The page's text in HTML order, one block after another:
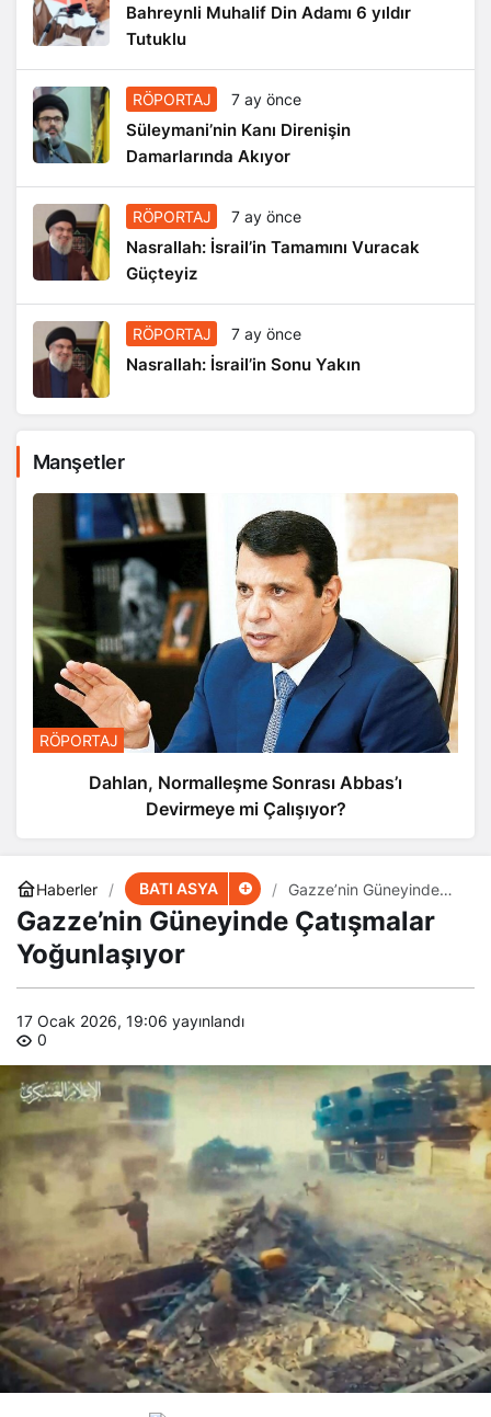
Bahreynli Muhalif Din Adamı 6 yıldır
Tutuklu
RÖPORTAJ 7 ay önce
Süleymani’nin Kanı Direnişin
Damarlarında Akıyor
RÖPORTAJ 7 ay önce
Nasrallah: İsrail’in Tamamını Vuracak
Güçteyiz
RÖPORTAJ 7 ay önce
Nasrallah: İsrail’in Sonu Yakın
Manşetler
RÖPORTAJ
Dahlan, Normalleşme Sonrası Abbas’ı
Devirmeye mi Çalışıyor?
Haberler BATI ASYA
Gazze’nin Güneyinde
Çatışmalar Yoğunlaşıyor
Gazze’nin Güneyinde Çatışmalar
Yoğunlaşıyor
17 Ocak 2026, 19:06 yayınlandı
0